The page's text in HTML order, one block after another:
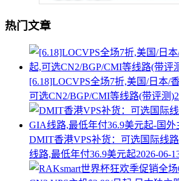
热门文章
[6.18]LOCVPS全场7折,美国/日本/
可选CN2/BGP/CMI等线路(带评测)
DMIT香港VPS补货：可选国际线
线路,最低年付36.9美元起2026-06-